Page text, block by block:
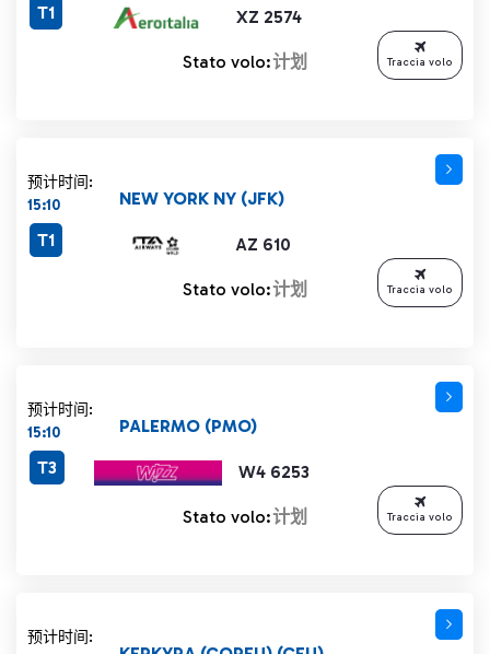
XZ 2574
T1
Stato volo:计划 Traccia volo
预计时间:
15:10
AZ 610
NEW YORK NY (JFK)
T1
Stato volo:计划 Traccia volo
预计时间:
15:10
W4 6253
PALERMO (PMO)
T3
Stato volo:计划 Traccia volo
预计时间: